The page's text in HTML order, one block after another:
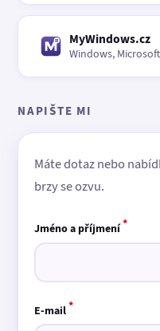
MyWindows.cz
Windows,
NAPIŠTE MI
Máte dotaz nebo
brzy se ozvu.
Jméno a příjmení*
E-mail*